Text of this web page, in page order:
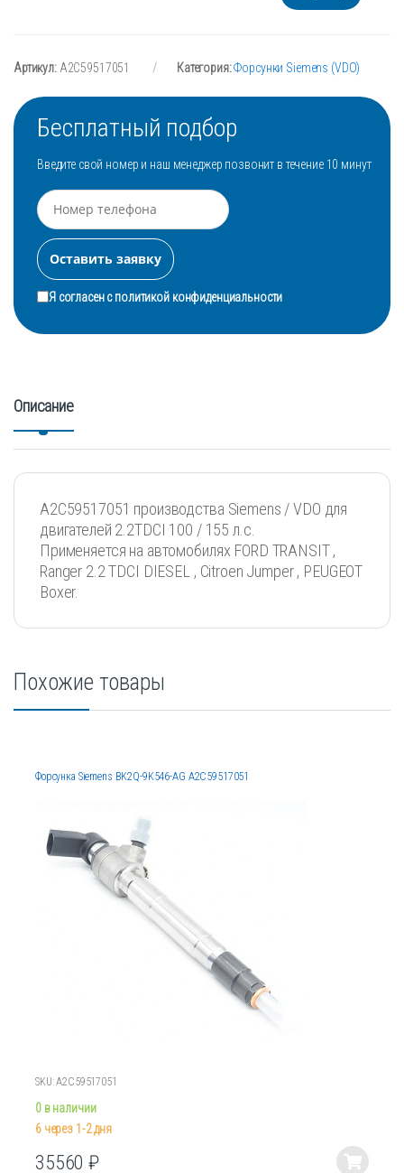
Артикул: A2C59517051 Категория:Форсунки Siemens (VDO)
Бесплатный подбор
Введите свой номер и наш менеджер позвонит в течение 10 минут
Я согласен сполитикой конфиденциальности
Описание
A2C59517051 производства Siemens / VDO для
двигателей 2.2TDCI 100 / 155 л.с.
Применяется на автомобилях FORD TRANSIT ,
Ranger 2.2 TDCI DIESEL , Citroen Jumper , PEUGEOT
Boxer.
Похожие товары
Форсунка Siemens BK2Q-9K546-AG A2C59517051
SKU: A2C59517051
0 в наличии
6 через 1-2 дня
35560₽
Этот